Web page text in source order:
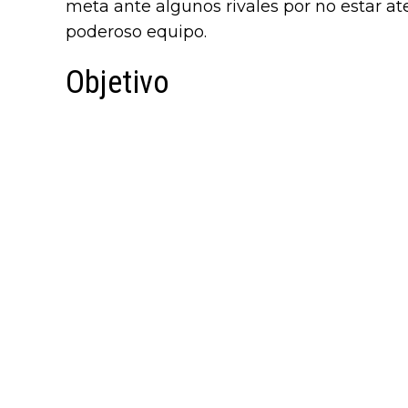
meta ante algunos rivales por no estar
poderoso equipo.
Objetivo